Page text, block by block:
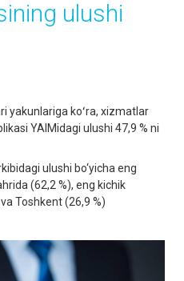
ulushi
yakunlariga koʻra, xizmatlar
YAIMidagi ulushi 47,9 % ni
ulushi bo‘yicha eng
(62,2 %), eng kichik
Toshkent (26,9 %)